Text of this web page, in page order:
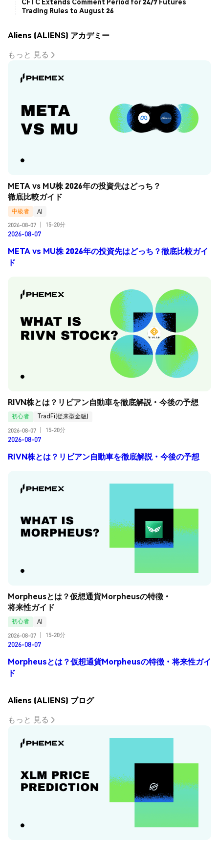
Trading Rules to August 26
Aliens (ALIENS) アカデミー
もっと 見る
META vs MU株 2026年の投資先はどっち？
徹底比較ガイド
中級者
AI
2026-08-07
15-20分
2026-08-07
META vs MU株 2026年の投資先はどっち？徹底比較ガイ
ド
RIVN株とは？リビアン自動車を徹底解説・今後の予想
初心者
TradFi(従来型金融)
2026-08-07
15-20分
2026-08-07
RIVN株とは？リビアン自動車を徹底解説・今後の予想
Morpheusとは？仮想通貨Morpheusの特徴・
将来性ガイド
初心者
AI
2026-08-07
15-20分
2026-08-07
Morpheusとは？仮想通貨Morpheusの特徴・将来性ガイ
ド
Aliens (ALIENS) ブログ
もっと 見る